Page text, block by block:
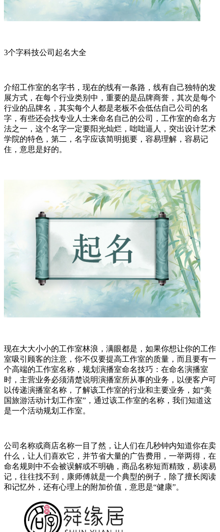
3个字科技公司起名大全
介绍工作室的名字书，现在的线有一条路，线有自己独特的发
展方式，在每个行业类别中，重要的是品牌商誉，其次是每个
行业的品牌名，其实每个人都是老板不会低估自己公司的名
字，有些还会找专业人士来命名自己的公司，工作室的命名方
法之一，这个名字一定要阳光灿烂，咄咄逼人，突出设计艺术
学院的特色，第二，名字应该简明扼要，容易理解，容易记
住，意思是好的。
现在大大小小的工作室林浪，满眼都是，如果你想让你的工作
室吸引顾客的注意，你不仅要提高工作室的质量，而且要有一
个高端的工作室名称，规划演播室命名技巧：在命名演播室
时，主营业务必须清楚说明演播室所从事的业务，以便客户可
以传递演播室名称，了解该工作室的行业和主要业务，如“美
国旅游活动计划工作室”，通过该工作室的名称，我们知道这
是一个活动规划工作室。
公司名称或商店名称一目了然，让人们在几秒钟内知道你在卖
什么，让人们喜欢它，并节省大量的广告费用，一举两得，在
命名规则中不会被误解或不明确，商品名称短而精致，易读易
记，往往找不到，康师傅就是一个典型的例子，除了擅长阅读
和记忆外，还有心理上的附加价值，意思是“健康”。